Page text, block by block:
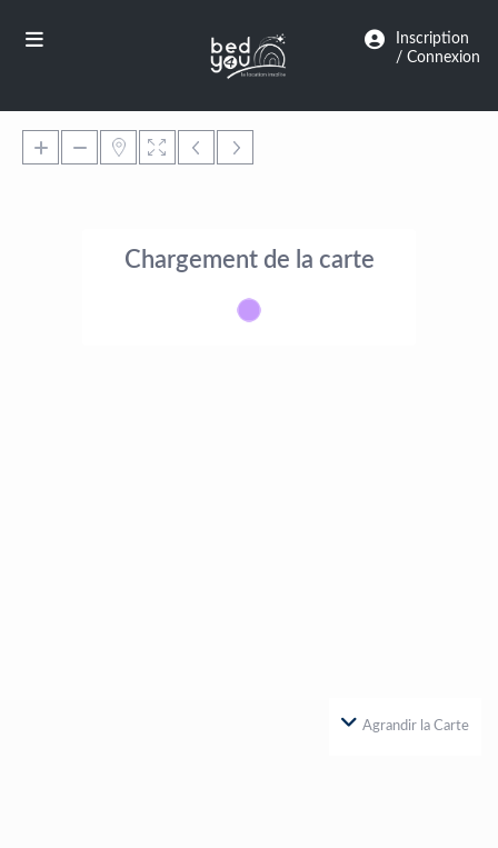
Inscription
/ Connexion
Chargement de la carte
Agrandir la Carte